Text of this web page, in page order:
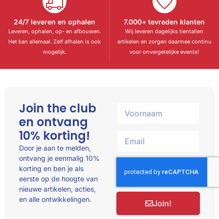
24/7 leveren en ophalen
Leveren, ophalen, op- en afbouwen.
Het kan allemaal. Zelf afhalen is ook
mogelijk.
7.000+ tevreden klanten
Wij leveren dagelijks tientallen
artikelen en zorgen daarmee continu
voor onvergetelijke events!
Join the club
en ontvang
10% korting!
Door je aan te melden,
ontvang je eenmalig 10%
korting en ben je als
eerste op de hoogte van
nieuwe artikelen, acties,
en alle ontwikkelingen.
Join!